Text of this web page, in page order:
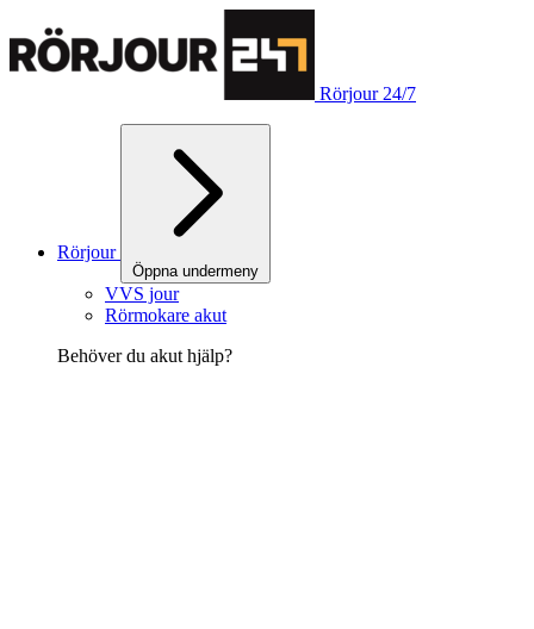
Rörjour 24/7
Rörjour
Öppna undermeny
VVS jour
Rörmokare akut
Behöver du akut hjälp?